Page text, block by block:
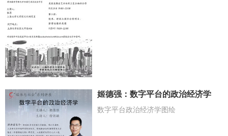
姬德强：数字平台的政治经济学
数字平台政治经济学图绘